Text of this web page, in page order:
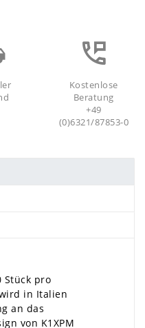
Kostenlose
Beratung
+49
(0)6321/87853-0
Stück pro
in Italien
an das
von K1XPM